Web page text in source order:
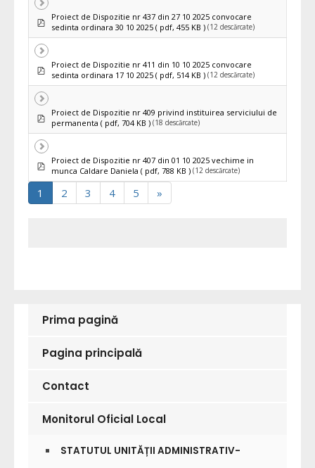
pdfProiect de Dispozitie nr 437 din 27 10 2025 convocare
sedinta ordinara 30 10 2025 ( pdf, 455 KB ) (12 descărcate)
pdfProiect de Dispozitie nr 411 din 10 10 2025 convocare
sedinta ordinara 17 10 2025 ( pdf, 514 KB ) (12 descărcate)
pdfProiect de Dispozitie nr 409 privind instituirea serviciului de
permanenta ( pdf, 704 KB ) (18 descărcate)
pdfProiect de Dispozitie nr 407 din 01 10 2025 vechime in
munca Caldare Daniela ( pdf, 788 KB ) (12 descărcate)
1 2 3 4 5 »
Prima pagină
Pagina principală
Contact
Monitorul Oficial Local
STATUTUL UNITĂȚII ADMINISTRATIV-